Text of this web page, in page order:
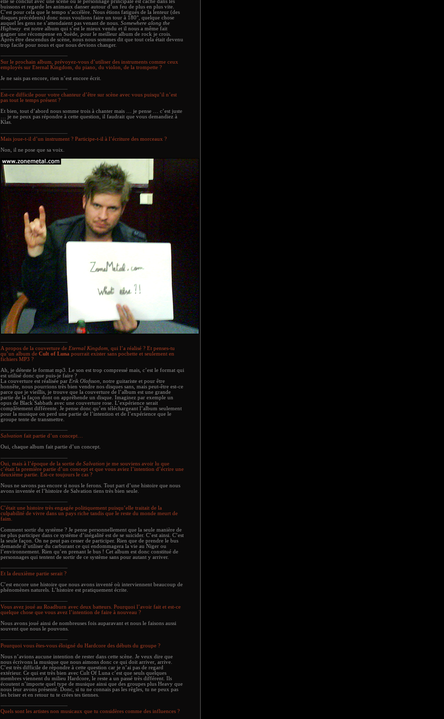
elle se conclut avec une scène où le personnage principale est caché dans les
buissons et regarde les animaux danser autour d’un feu de plus en plus vite.
C’est pour cela que le tempo s’accélère. Nous étions fatigués de la lenteur (des
disques précédents) donc nous voulions faire un tour à 180°, quelque chose
auquel les gens ne s’attendaient pas venant de nous. Somewhere along the
Highway est notre album qui s’est le mieux vendu et il nous a même fait
gagner une récompense en Suède, pour le meilleur album de rock je crois.
Après être descendus de scène, nous nous sommes dit que tout cela était devenu
trop facile pour nous et que nous devions changer.
Sur le prochain album, prévoyez-vous d’utiliser des instruments comme ceux
employés sur Eternal Kingdom, du piano, du violon, de la trompette ?
Je ne sais pas encore, rien n’est encore écrit.
Est-ce difficile pour votre chanteur d’être sur scène avec vous puisqu’il n’est
pas tout le temps présent ?
Et bien, tout d’abord nous somme trois à chanter mais … je pense … c’est juste
… je ne peux pas répondre à cette question, il faudrait que vous demandiez à
Klas.
Mais joue-t-il d’un instrument ? Participe-t-il à l’écriture des morceaux ?
Non, il ne pose que sa voix.
A propos de la couverture de Eternal Kingdom , qui l’a réalisé ? Et penses-tu
qu’un album de Cult of Luna pourrait exister sans pochette et seulement en
fichiers MP3 ?
Ah, je déteste le format mp3. Le son est trop compressé mais, c’est le format qui
est utilisé donc que puis-je faire ?
La couverture est réalisée par Erik Olofsson , notre guitariste et pour être
honnête, nous pourrions très bien vendre nos disques sans, mais peut-être est-ce
parce que je vieillis, je trouve que la couverture de l’album est une grande
partie de la façon dont on appréhende un disque. Imaginez par exemple un
opus de Black Sabbath avec une couverture rose. L’expérience serait
complètement différente. Je pense donc qu’en téléchargeant l’album seulement
pour la musique on perd une partie de l’intention et de l’expérience que le
groupe tente de transmettre.
Salvation fait partie d’un concept…
Oui, chaque album fait partie d’un concept.
Oui, mais à l’époque de la sortie de Salvation je me souviens avoir lu que
c’était la première partie d’un concept et que vous aviez l’intention d’écrire une
deuxième partie. Est-ce toujours le cas ?
Nous ne savons pas encore si nous le ferons. Tout part d’une histoire que nous
avons inventée et l’histoire de Salvation tiens très bien seule.
C’était une histoire très engagée politiquement puisqu’elle traitait de la
culpabilité de vivre dans un pays riche tandis que le reste du monde meurt de
faim.
Comment sortir du système ? Je pense personnellement que la seule manière de
ne plus participer dans ce système d’inégalité est de se suicider. C’est ainsi. C’est
la seule façon. On ne peut pas cesser de participer. Rien que de prendre le bus
demande d’utiliser du carburant ce qui endommagera la vie au Niger ou
l’environnement. Rien qu’en prenant le bus ! Cet album est donc constitué de
personnages qui tentent de sortir de ce système sans pour autant y arriver.
Et la deuxième partie serait ?
C’est encore une histoire que nous avons inventé où interviennent beaucoup de
phénomènes naturels. L’histoire est pratiquement écrite.
Vous avez joué au Roadburn avec deux batteurs. Pourquoi l’avoir fait et est-ce
quelque chose que vous avez l’intention de faire à nouveau ?
Nous avons joué ainsi de nombreuses fois auparavant et nous le faisons aussi
souvent que nous le pouvons.
Pourquoi vous êtes-vous éloigné du Hardcore des débuts du groupe ?
Nous n’avions aucune intention de rester dans cette scène. Je veux dire que
nous écrivons la musique que nous aimons donc ce qui doit arriver, arrive.
C’est très difficile de répondre à cette question car je n’ai pas de regard
extérieur. Ce qui est très bien avec Cult Of Luna c’est que seuls quelques
membres viennent du milieu Hardcore, le reste a un passé très différent. Ils
écoutent n’importe quel type de musique ainsi que des groupes plus Heavy que
nous leur avons présenté. Donc, si tu ne connais pas les règles, tu ne peux pas
les briser et en retour tu te crées tes tiennes.
Quels sont les artistes non musicaux que tu considères comme des influences ?